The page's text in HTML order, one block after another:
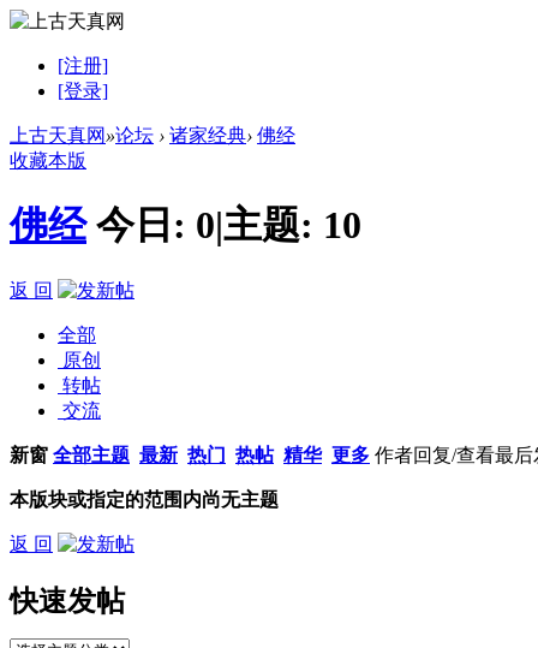
[注册]
[登录]
上古天真网 »论坛 › 诸家经典› 佛经
收藏本版
佛经 今日: 0|主题: 10
返 回
全部
原创
转帖
交流
新窗 全部主题 最新 热门 热帖 精华 更多 作者回复/查看最后
本版块或指定的范围内尚无主题
返 回
快速发帖